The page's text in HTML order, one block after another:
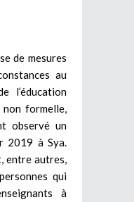
de mesures
au
l’éducation
formelle,
observé un
2019 à Sya.
entre autres,
qui
à